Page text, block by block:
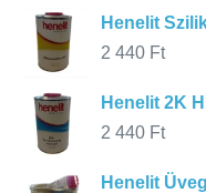
Henelit
2 440 Ft
Henelit 2K
2 440 Ft
Henelit